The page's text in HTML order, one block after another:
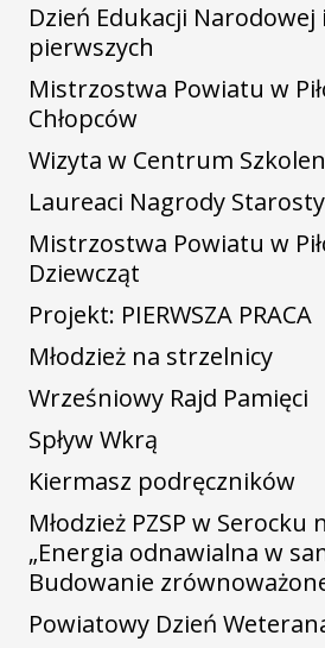
Dzień Edukacji
pierwszych
Mistrzostwa Powiatu w
Chłopców
Wizyta w Centrum
Laureaci Nagrody
Mistrzostwa Powiatu w
Dziewcząt
Projekt: PIERWSZA PRACA
Młodzież na strzelnicy
Wrześniowy Rajd Pamięci
Spływ Wkrą
Kiermasz podręczników
Młodzież PZSP w
„Energia odnawialna w
Budowanie
Powiatowy Dzień